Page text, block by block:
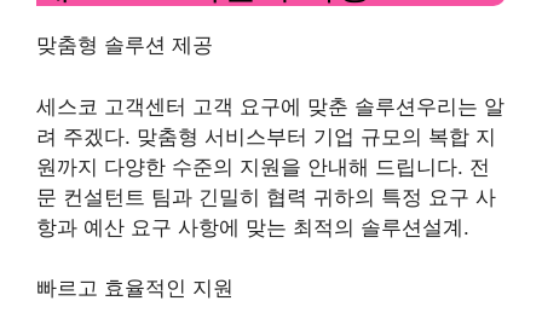
맞춤형 솔루션 제공
세스코 고객센터 고객 요구에 맞춘 솔루션우리는 알
려 주겠다. 맞춤형 서비스부터 기업 규모의 복합 지
원까지 다양한 수준의 지원을 안내해 드립니다. 전
문 컨설턴트 팀과 긴밀히 협력 귀하의 특정 요구 사
항과 예산 요구 사항에 맞는 최적의 솔루션설계.
빠르고 효율적인 지원